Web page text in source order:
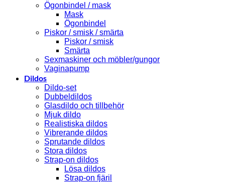
Ögonbindel / mask
Mask
Ögonbindel
Piskor / smisk / smärta
Piskor / smisk
Smärta
Sexmaskiner och möbler/gungor
Vaginapump
Dildos
Dildo-set
Dubbeldildos
Glasdildo och tillbehör
Mjuk dildo
Realistiska dildos
Vibrerande dildos
Sprutande dildos
Stora dildos
Strap-on dildos
Lösa dildos
Strap-on fjäril